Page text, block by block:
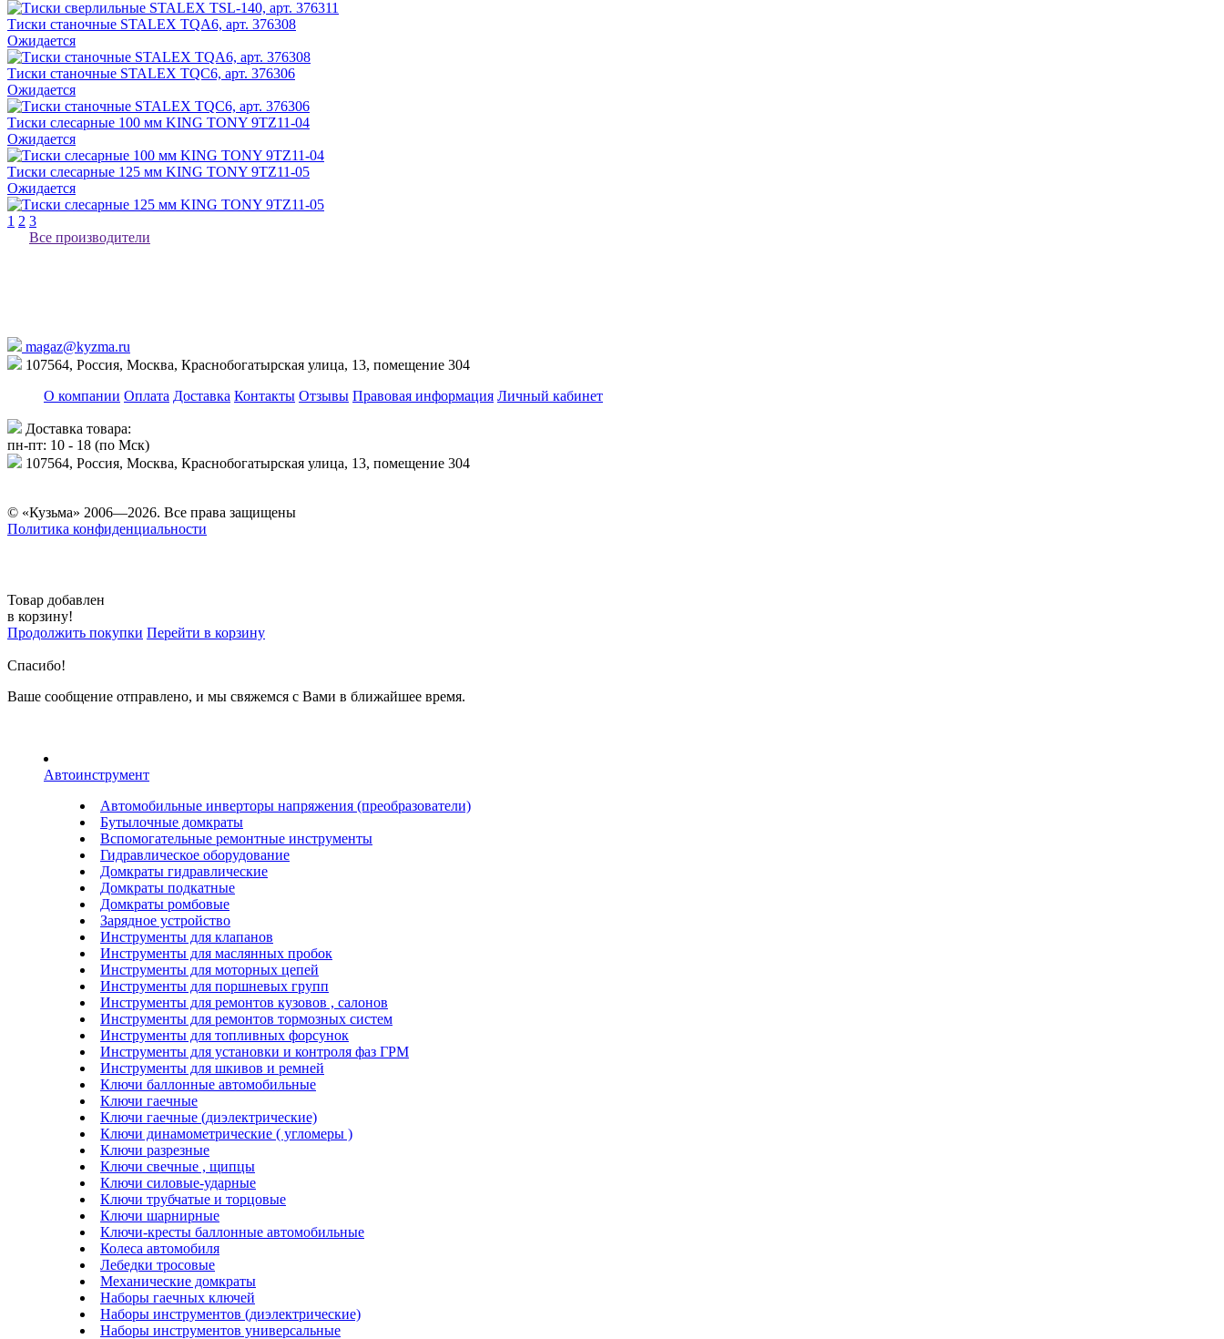
Тиски станочные STALEX TQA6, арт. 376308
Ожидается
Тиски станочные STALEX TQC6, арт. 376306
Ожидается
Тиски слесарные 100 мм KING TONY 9TZ11-04
Ожидается
Тиски слесарные 125 мм KING TONY 9TZ11-05
Ожидается
1 2 3
Все производители
magaz@kyzma.ru
107564, Россия, Москва, Краснобогатырская улица, 13, помещение 304
О компании Оплата Доставка Контакты Отзывы Правовая информация Личный кабинет
Доставка товара:
пн-пт: 10 - 18 (по Мск)
107564, Россия, Москва, Краснобогатырская улица, 13, помещение 304
© «Кузьма» 2006—2026. Все права защищены
Политика конфиденциальности
Товар добавлен
в корзину!
Продолжить покупки Перейти в корзину
Спасибо!
Ваше сообщение отправлено, и мы свяжемся с Вами в ближайшее время.
Автоинструмент
Автомобильные инверторы напряжения (преобразователи)
Бутылочные домкраты
Вспомогательные ремонтные инструменты
Гидравлическое оборудование
Домкраты гидравлические
Домкраты подкатные
Домкраты ромбовые
Зарядное устройство
Инструменты для клапанов
Инструменты для маслянных пробок
Инструменты для моторных цепей
Инструменты для поршневых групп
Инструменты для ремонтов кузовов , салонов
Инструменты для ремонтов тормозных систем
Инструменты для топливных форсунок
Инструменты для установки и контроля фаз ГРМ
Инструменты для шкивов и ремней
Ключи баллонные автомобильные
Ключи гаечные
Ключи гаечные (диэлектрические)
Ключи динамометрические ( угломеры )
Ключи разрезные
Ключи свечные , щипцы
Ключи силовые-ударные
Ключи трубчатые и торцовые
Ключи шарнирные
Ключи-кресты баллонные автомобильные
Колеса автомобиля
Лебедки тросовые
Механические домкраты
Наборы гаечных ключей
Наборы инструментов (диэлектрические)
Наборы инструментов универсальные